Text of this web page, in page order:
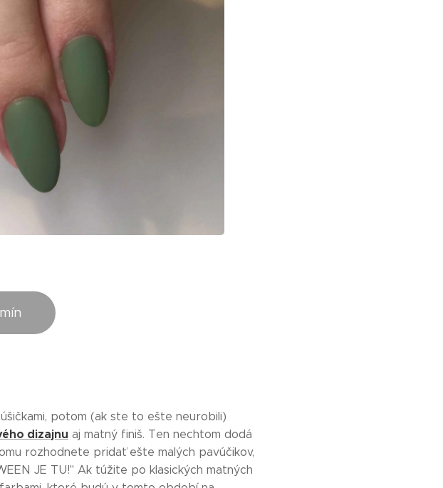
potom (ak ste to ešte neurobili)
dizajnu aj matný finiš. Ten nechtom dodá
rozhodnete pridať ešte malých pavúčikov,
JE TU!" Ak túžite po klasických matných